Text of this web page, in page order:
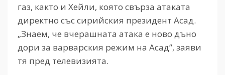
газ, както и Хейли, която свърза атаката
директно със сирийския президент Асад.
„Знаем, че вчерашната атака е ново дъно
дори за варварския режим на Асад”, заяви
тя пред телевизията.